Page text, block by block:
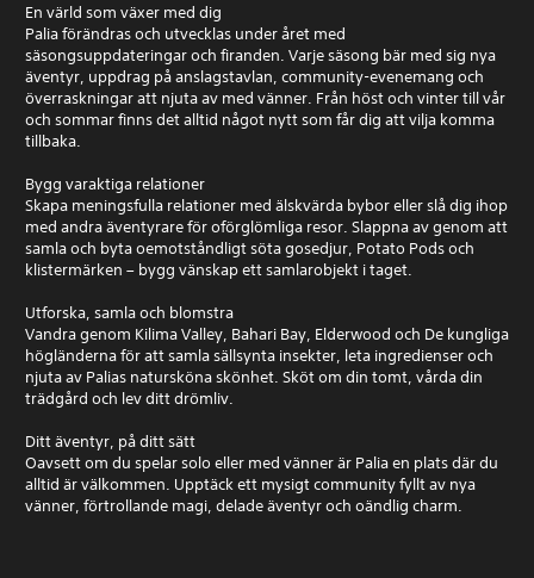
En värld som växer med dig
Palia förändras och utvecklas under året med
säsongsuppdateringar och firanden. Varje säsong bär med sig nya
äventyr, uppdrag på anslagstavlan, community-evenemang och
överraskningar att njuta av med vänner. Från höst och vinter till vår
och sommar finns det alltid något nytt som får dig att vilja komma
tillbaka.
Bygg varaktiga relationer
Skapa meningsfulla relationer med älskvärda bybor eller slå dig ihop
med andra äventyrare för oförglömliga resor. Slappna av genom att
samla och byta oemotståndligt söta gosedjur, Potato Pods och
klistermärken – bygg vänskap ett samlarobjekt i taget.
Utforska, samla och blomstra
Vandra genom Kilima Valley, Bahari Bay, Elderwood och De kungliga
högländerna för att samla sällsynta insekter, leta ingredienser och
njuta av Palias natursköna skönhet. Sköt om din tomt, vårda din
trädgård och lev ditt drömliv.
Ditt äventyr, på ditt sätt
Oavsett om du spelar solo eller med vänner är Palia en plats där du
alltid är välkommen. Upptäck ett mysigt community fyllt av nya
vänner, förtrollande magi, delade äventyr och oändlig charm.